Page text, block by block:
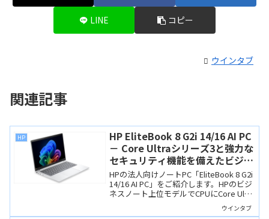
LINE コピー
ウインタブ
関連記事
HP
HP EliteBook 8 G2i 14/16 AI PC
－ Core Ultraシリーズ3と強力な
セキュリティ機能を備えたビジネ
スノート上位モデル
HPの法人向けノートPC「EliteBook 8 G2i
14/16 AI PC」をご紹介します。HPのビジ
ネスノート上位モデルでCPUにCore Ultra
シリーズ3を搭載し、強力なセキュリティ
ウインタブ